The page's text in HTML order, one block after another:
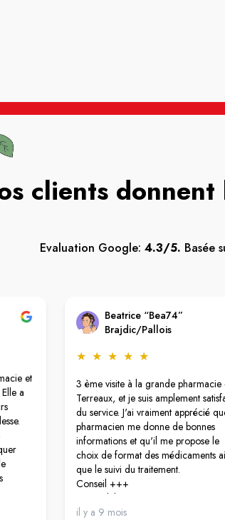
clients donnent
Evaluation Google: 4.3/5. Basée
et
a
une
Beatrice “Bea74”
Brajdic/Pallois
★ ★ ★ ★ ★
3 ème visite à la grande pharmacie
Terreaux, et je suis amplement
du service. J'ai vraiment apprécié
pharmacien me donne de bonnes
informations et qu'il me propose le
choix de format des médicaments
que le suivi du traitement.
Conseil +++
Disponibilité +++
Accueil +++
il y a 9 mois